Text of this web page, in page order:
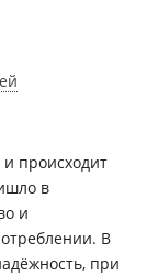
и происходит
в
и
В
при